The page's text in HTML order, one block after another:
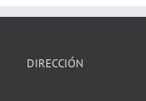
DIRECCIÓN